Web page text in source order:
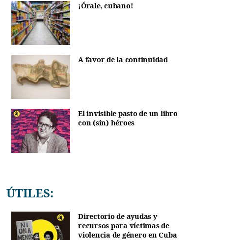
¡Órale, cubano!
A favor de la continuidad
El invisible pasto de un libro
con (sin) héroes
ÚTILES:
Directorio de ayudas y
recursos para víctimas de
violencia de género en Cuba